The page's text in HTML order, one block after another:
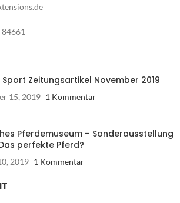
Sport Zeitungsartikel November 2019
15, 2019 1 Kommentar
Pferdemuseum – Sonderausstellung
perfekte Pferd?
2019 1 Kommentar